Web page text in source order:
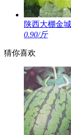
陕西大棚金
0.90/斤
猜你喜欢